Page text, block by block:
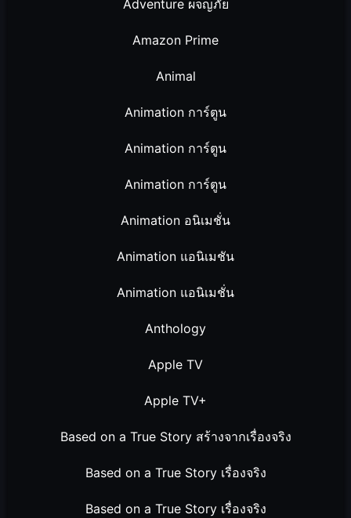
Adventure ผจญภัย
Amazon Prime
Animal
Animation การ์ตูน
Animation การ์ตูน
Animation การ์ตูน
Animation อนิเมชั่น
Animation แอนิเมชัน
Animation แอนิเมชั่น
Anthology
Apple TV
Apple TV+
Based on a True Story สร้างจากเรื่องจริง
Based on a True Story เรื่องจริง
Based on a True Story เรื่องจริง